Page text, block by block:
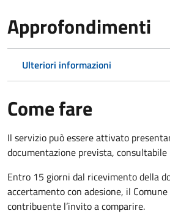
Approfondimenti
Ulteriori informazioni
Come fare
Il servizio può essere attivato
documentazione prevista, consultabile
Entro 15 giorni dal ricevimento della
accertamento con adesione, il
contribuente l’invito a comparire.